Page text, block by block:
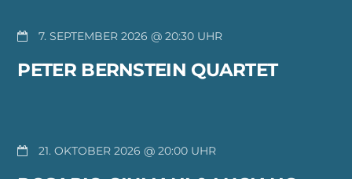
7. SEPTEMBER 2026 @ 20:30
PETER BERNSTEIN QUARTET
21. OKTOBER 2026 @ 20:00